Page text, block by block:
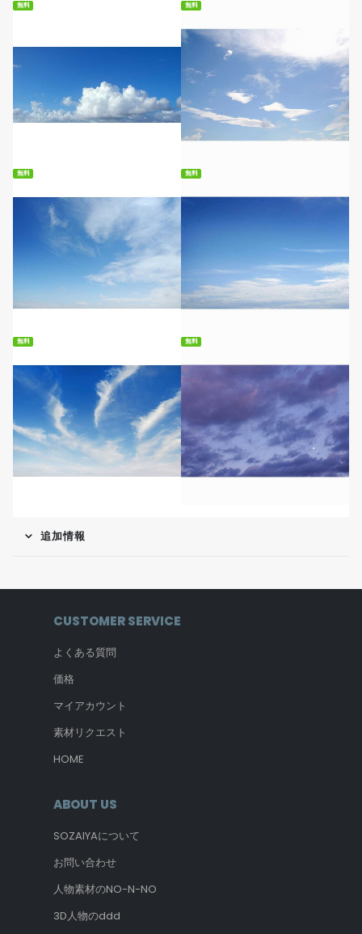
無料 無料
無料ダウンロード
無料
無料ダウンロード
無料
無料ダウンロード
無料
無料ダウンロード
無料
無料ダウンロード
追加情報
CUSTOMER SERVICE
よくある質問
価格
マイアカウント
素材リクエスト
HOME
ABOUT US
SOZAIYAについて
お問い合わせ
人物素材のNO-N-NO
3D人物のddd